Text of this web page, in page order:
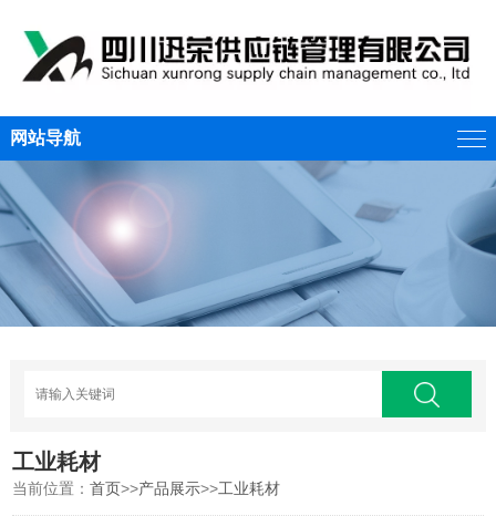
网站导航
工业耗材
当前位置：首页>>产品展示>>工业耗材